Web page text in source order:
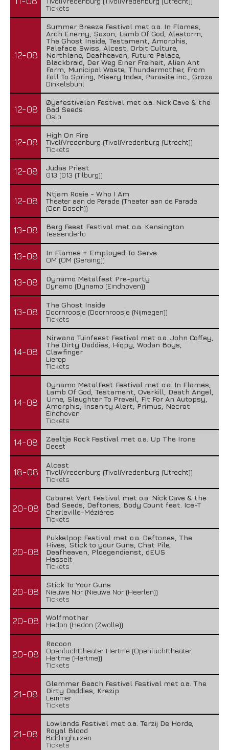
Tickets
12-08
Summer Breeze Festival met o.a. In Flames,
Arch Enemy, Saxon, Lamb Of God, Alestorm,
The Ghost Inside, Testament, Amorphis,
Paleface Swiss, Alcest, Orbit Culture,
Northlane, Deafheaven, Future Palace,
Blackbraid, Der Weg Einer Freiheit, Alien Ant
Farm, Municipal Waste, Thundermother, From
Fall To Spring, Misery Index, Parasite inc., Groza
Dinkelsbühl
12-08
Øyafestivalen Festival met o.a. Nick Cave & the
Bad Seeds
Oslo
12-08
High On Fire
TivoliVredenburg (TivoliVredenburg (Utrecht))
Tickets
12-08
Judas Priest
013 (013 (Tilburg))
12-08
Ntjam Rosie - Who I Am
Theater aan de Parade (Theater aan de Parade
(Den Bosch))
13-08
Berg Feest Festival met o.a. Kensington
Tessenderlo
13-08
In Flames + Employed To Serve
OM (OM (Seraing))
13-08
Dynamo Metalfest Pre-party
Dynamo (Dynamo (Eindhoven))
13-08
The Ghost Inside
Doornroosje (Doornroosje (Nijmegen))
Tickets
14-08
Nirwana Tuinfeest Festival met o.a. John Coffey,
The Dirty Daddies, Hiqpy, Wodan Boys,
Clawfinger
Lierop
Tickets
14-08
Dynamo MetalFest Festival met o.a. In Flames,
Lamb Of God, Testament, Overkill, Death Angel,
Urne, Slaughter To Prevail, Fit For An Autopsy,
Amorphis, Insanity Alert, Primus, Necrot
Eindhoven
Tickets
14-08
Zeeltje Rock Festival met o.a. Up The Irons
Deest
18-08
Alcest
TivoliVredenburg (TivoliVredenburg (Utrecht))
Tickets
20-08
Cabaret Vert Festival met o.a. Nick Cave & the
Bad Seeds, Deftones, Body Count feat. Ice-T
Charleville-Mézières
Tickets
20-08
Pukkelpop Festival met o.a. Deftones, The
Hives, Stick to your Guns, Chat Pile,
Deafheaven, Ploegendienst, dEUS
Hasselt
Tickets
20-08
Stick To Your Guns
Nieuwe Nor (Nieuwe Nor (Heerlen))
Tickets
20-08
Wolfmother
Hedon (Hedon (Zwolle))
20-08
Racoon
Openluchttheater Hertme (Openluchttheater
Hertme (Hertme))
Tickets
21-08
Glemmer Beach Festival Festival met o.a. The
Dirty Daddies, Krezip
Lemmer
Tickets
21-08
Lowlands Festival met o.a. Terzij De Horde,
Royal Blood
Biddinghuizen
Tickets